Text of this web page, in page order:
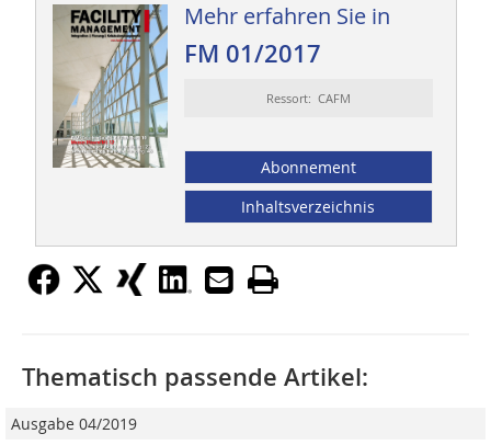
Mehr erfahren Sie in
FM 01/2017
Ressort: CAFM
Abonnement
Inhaltsverzeichnis
Thematisch passende Artikel:
Ausgabe 04/2019